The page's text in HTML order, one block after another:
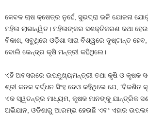
କେବଳ ଚାଷ କ୍ଷେତ୍ର ନୁହେଁ, ସୁଭଦ୍ରା ଭଳି ଯୋଜନା
ମହିଳା ଲାଭାନ୍ୱିତ। ମହିଳାଙ୍କର ସଶକ୍ତିକରଣ କଥା
ବିକାଶ, ସବୁଥିରେ ଓଡ଼ିଶା ସାରା ବିଶ୍ୱରେ ଦୃଷ୍ଟାନ୍ତ
ବୋଲି କେନ୍ଦ୍ର କୃଷି ମନ୍ତ୍ରୀ କହିଥିଲେ।
ଏହି ଅବସରରେ ଉପମୁଖ୍ୟମନ୍ତ୍ରୀ ତଥା କୃଷି ଓ କୃଷକ
ଶ୍ରୀ କନକ ବର୍ଦ୍ଧନ ସିଂହ ଦେଓ କହିଥିଲେ ଯେ, ‘ବିକଶିତ
ଏକ ସ୍ୱତନ୍ତ୍ର ମାଧ୍ୟମ, କୃଷକ ମାନଙ୍କୁ ଯାନ୍ତ୍ରିକ
ଅଭିଯାନ, ଓଡିଶାରୁ ଆରମ୍ଭ ହେଉଛି ଏବଂ ଏହାର